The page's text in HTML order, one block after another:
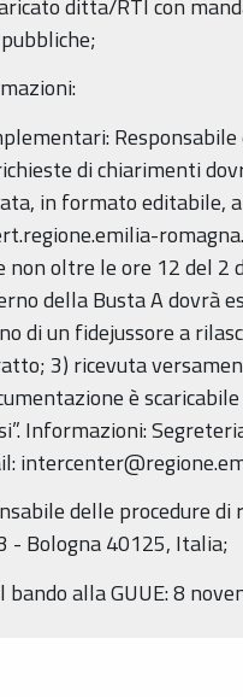
di chiarimenti
in formato editabile,
oltre le ore 12 del 2
della Busta A dovrà
di un fidejussore a
3) ricevuta
è
Informazioni:
delle procedure
- Bologna 40125, Italia;
bando alla GUUE: 8